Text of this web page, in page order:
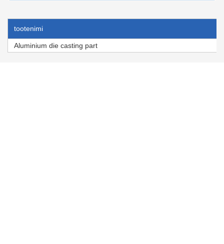
tootenimi
Aluminium die casting part